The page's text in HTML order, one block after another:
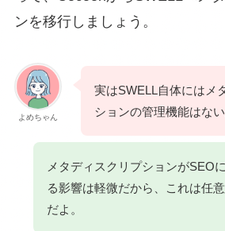
ンを移行しましょう。
よめちゃん
実はSWELL自体にはメ
ションの管理機能はない
メタディスクリプションがSEO
る影響は軽微だから、これは任
だよ。